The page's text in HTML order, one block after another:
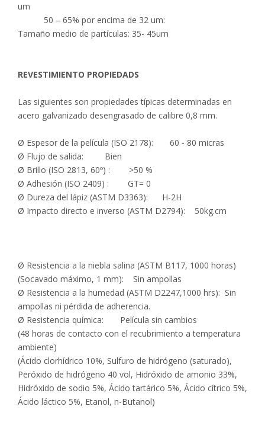
um
50 – 65% por encima de 32 um:
Tamaño medio de partículas: 35- 45um
REVESTIMIENTO PROPIEDADS
Las siguientes son propiedades típicas determinadas en
acero galvanizado desengrasado de calibre 0,8 mm.
Ø Espesor de la película (ISO 2178): 60 - 80 micras
Ø Flujo de salida: Bien
Ø Brillo (ISO 2813, 60º) : >50 %
Ø Adhesión (ISO 2409) : GT= 0
Ø Dureza del lápiz (ASTM D3363): H-2H
Ø Impacto directo e inverso (ASTM D2794): 50kg.cm
Ø Resistencia a la niebla salina (ASTM B117, 1000 horas)
(Socavado máximo, 1 mm): Sin ampollas
Ø Resistencia a la humedad (ASTM D2247,1000 hrs): Sin
ampollas ni pérdida de adherencia.
Ø Resistencia química: Película sin cambios
(48 horas de contacto con el recubrimiento a temperatura
ambiente)
(Ácido clorhídrico 10%, Sulfuro de hidrógeno (saturado),
Peróxido de hidrógeno 40 vol, Hidróxido de amonio 33%,
Hidróxido de sodio 5%, Ácido tartárico 5%, Ácido cítrico 5%,
Ácido láctico 5%, Etanol, n-Butanol)